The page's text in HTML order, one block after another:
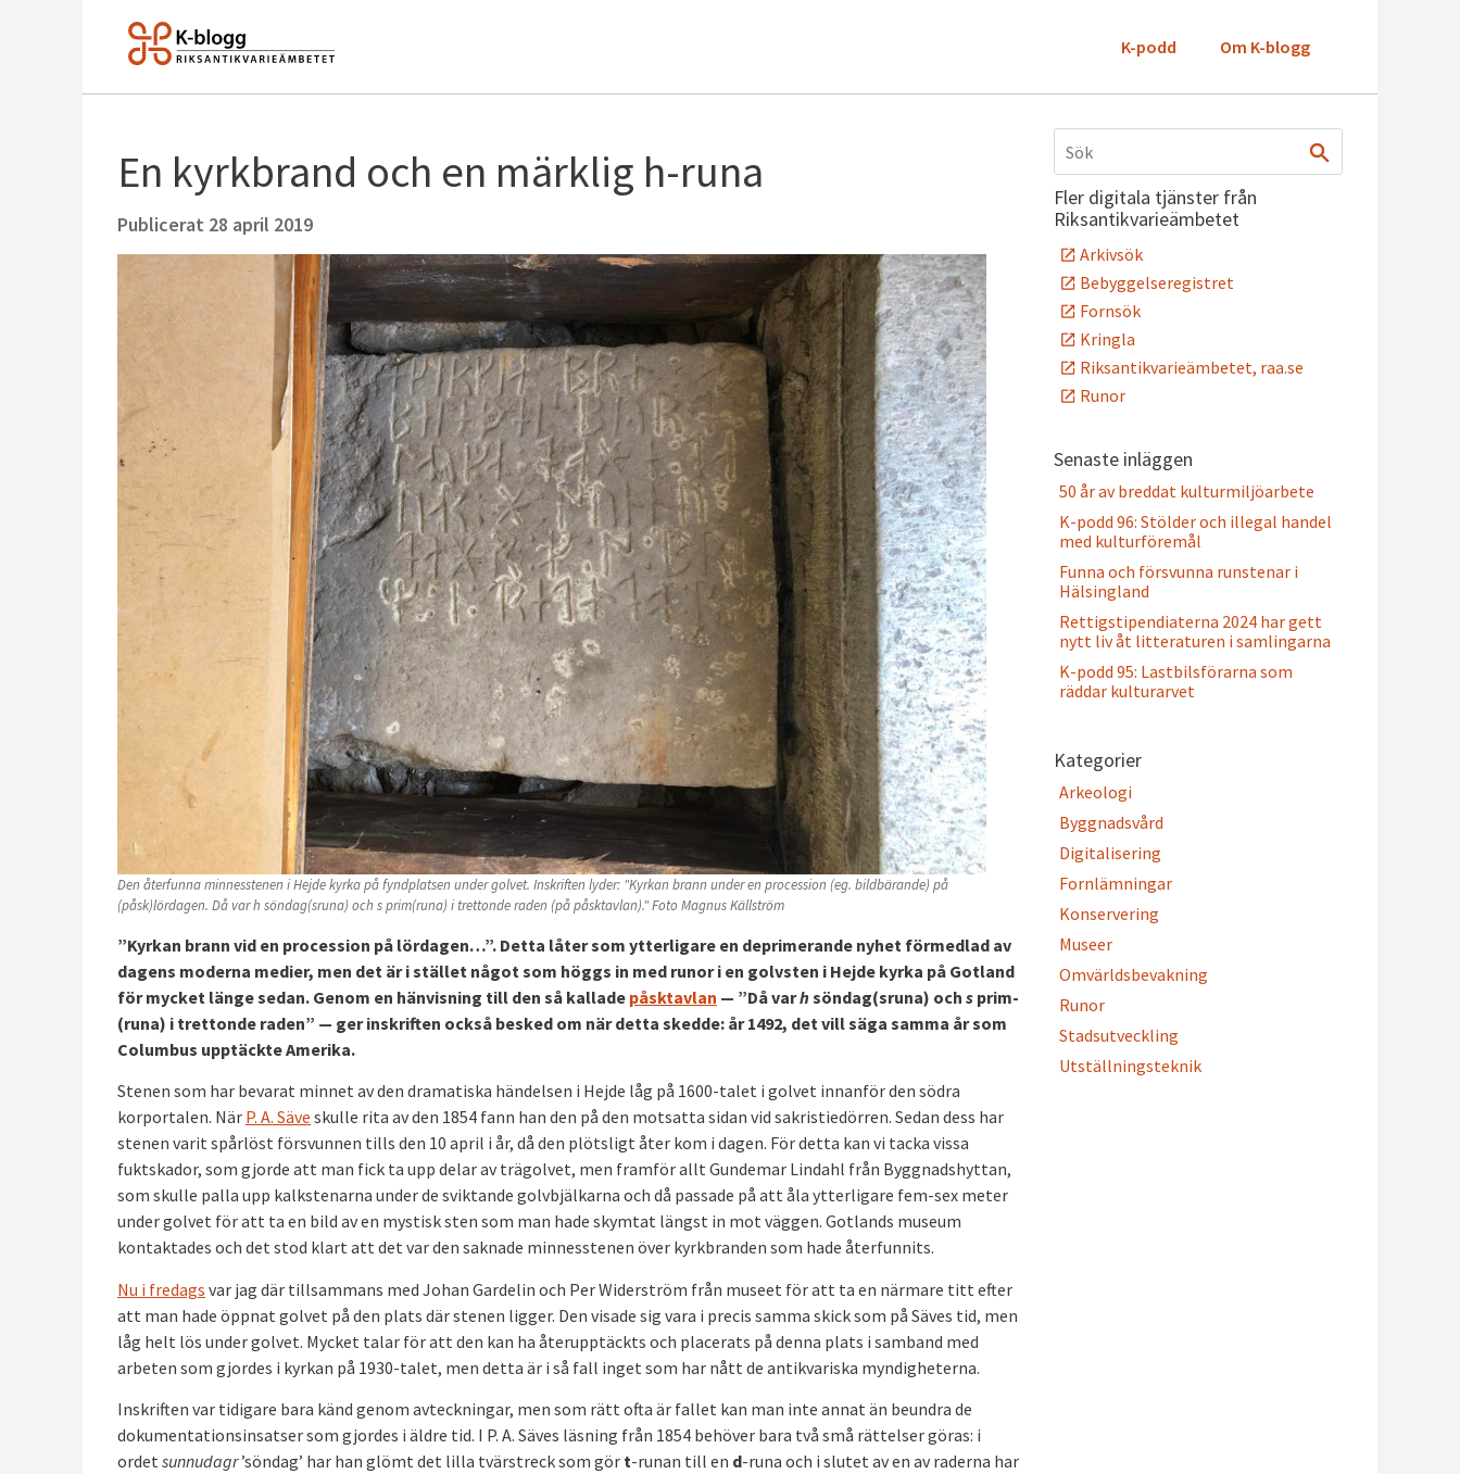
K-podd Om K-blogg
En kyrkbrand och en märklig h-runa
Publicerat 28 april 2019
Den återfunna minnesstenen i Hejde kyrka på fyndplatsen under golvet. Inskriften lyder: "Kyrkan brann under en procession (eg. bildbärande) på
(påsk)lördagen. Då var h söndag(sruna) och s prim(runa) i trettonde raden (på påsktavlan)." Foto Magnus Källström
”Kyrkan brann vid en procession på lördagen…”. Detta låter som ytterligare en deprimerande nyhet förmedlad av
dagens moderna medier, men det är i stället något som höggs in med runor i en golvsten i Hejde kyrka på Gotland
för mycket länge sedan. Genom en hänvisning till den så kallade påsktavlan — ”Då varh söndag­(sruna) och s prim­
(runa) i trettonde raden” — ger inskriften också besked om när detta skedde: år 1492, det vill säga samma år som
Columbus upptäckte Amerika.
Stenen som har bevarat minnet av den dramatiska händelsen i Hejde låg på 1600-talet i golvet innanför den södra
korportalen. När P. A. Säve skulle rita av den 1854 fann han den på den motsatta sidan vid sakristiedörren. Sedan dess har
stenen varit spårlöst försvunnen tills den 10 april i år, då den plötsligt åter kom i dagen. För detta kan vi tacka vissa
fuktskador, som gjorde att man fick ta upp delar av trägolvet, men framför allt Gundemar Lindahl från Byggnadshyttan,
som skulle palla upp kalkstenarna under de sviktande golvbjälkarna och då passade på att åla ytterligare fem-sex meter
under golvet för att ta en bild av en mystisk sten som man hade skymtat längst in mot väggen. Gotlands museum
kontaktades och det stod klart att det var den saknade minnesstenen över kyrkbranden som hade återfunnits.
Nu i fredags var jag där tillsammans med Johan Gardelin och Per Widerström från museet för att ta en närmare titt efter
att man hade öppnat golvet på den plats där stenen ligger. Den visade sig vara i precis samma skick som på Säves tid, men
låg helt lös under golvet. Mycket talar för att den kan ha återupptäckts och placerats på denna plats i samband med
arbeten som gjordes i kyrkan på 1930-talet, men detta är i så fall inget som har nått de antikvariska myndigheterna.
Inskriften var tidigare bara känd genom avteckningar, men som rätt ofta är fallet kan man inte annat än beundra de
dokumentationsinsatser som gjordes i äldre tid. I P. A. Säves läsning från 1854 behöver bara två små rättelser göras: i
ordet sunnudagr’söndag’ har han glömt det lilla tvärstreck som gör t-runan till en d-runa och i slutet av en av raderna har
Fler digitala tjänster från
Riksantikvarieämbetet
Arkivsök
Bebyggelseregistret
Fornsök
Kringla
Riksantikvarieämbetet, raa.se
Runor
Senaste inläggen
50 år av breddat kulturmiljöarbete
K-podd 96: Stölder och illegal handel
med kulturföremål
Funna och försvunna runstenar i
Hälsingland
Rettigstipendiaterna 2024 har gett
nytt liv åt litteraturen i samlingarna
K-podd 95: Lastbilsförarna som
räddar kulturarvet
Kategorier
Arkeologi
Byggnadsvård
Digitalisering
Fornlämningar
Konservering
Museer
Omvärldsbevakning
Runor
Stadsutveckling
Utställningsteknik